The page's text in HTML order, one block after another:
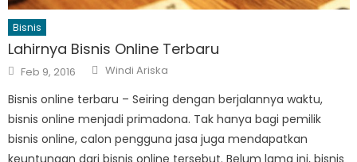
Bisnis
Lahirnya Bisnis Online Terbaru
Posted
on
Feb 9, 2016 Author
Windi Ariska
Bisnis online terbaru – Seiring dengan berjalannya waktu,
bisnis online menjadi primadona. Tak hanya bagi pemilik
bisnis online, calon pengguna jasa juga mendapatkan